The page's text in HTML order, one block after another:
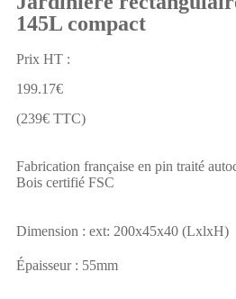
145L compact
Prix HT :
199.17€
(239€ TTC)
Fabrication française en pin traité
Bois certifié FSC
Dimension : ext: 200x45x40 (LxlxH)
Épaisseur : 55mm